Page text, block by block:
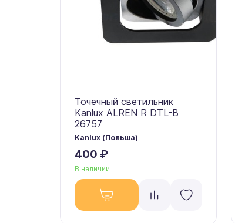
Точечный светильник
Kanlux ALREN R DTL-B
26757
Kanlux (Польша)
400 ₽
В наличии